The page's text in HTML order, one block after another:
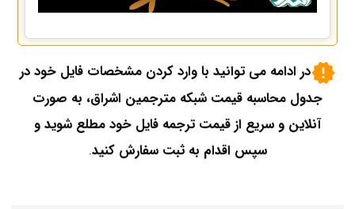
در ادامه می توانید با وارد کردن مشخصات فایل خود در
جدول محاسبه قیمت شبکه مترجمین اشراق، به صورت
آنلاین و سریع از قیمت ترجمه فایل خود مطلع شوید و
سپس اقدام به ثبت سفارش کنید.